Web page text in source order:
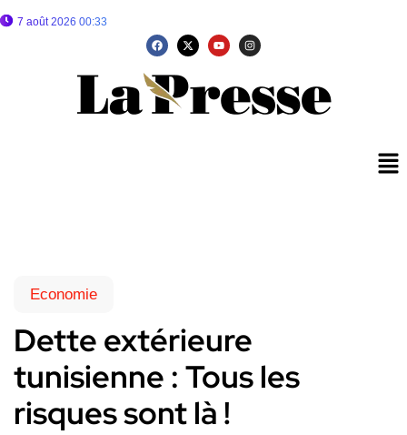
7 août 2026 00:33
Economie
Dette extérieure
tunisienne : Tous les
risques sont là !